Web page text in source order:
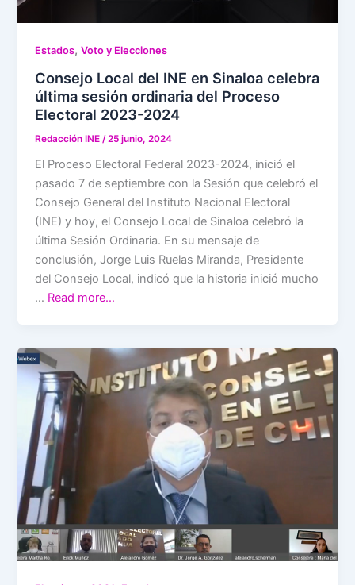
Estados,Voto y Elecciones
Consejo Local del INE en Sinaloa celebra
última sesión ordinaria del Proceso
Electoral 2023-2024
Redacción INE /25 junio, 2024
El Proceso Electoral Federal 2023-2024, inició el
pasado 7 de septiembre con la Sesión que celebró el
Consejo General del Instituto Nacional Electoral
(INE) y hoy, el Consejo Local de Sinaloa celebró la
última Sesión Ordinaria. En su mensaje de
conclusión, Jorge Luis Ruelas Miranda, Presidente
del Consejo Local, indicó que la historia inició mucho
… Read more…